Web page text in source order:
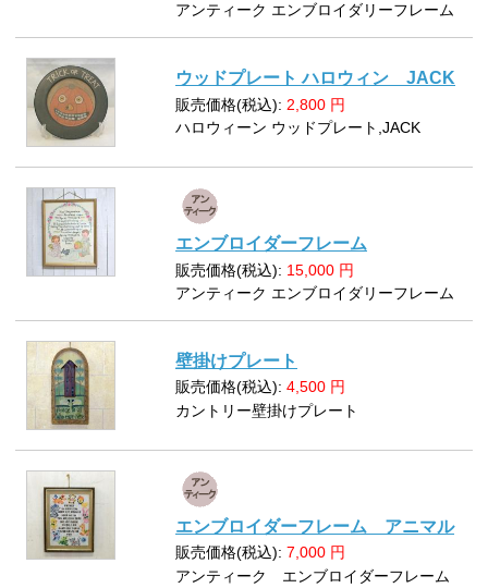
アンティーク エンブロイダリーフレーム
ウッドプレート ハロウィン JACK
販売価格(税込): 2,800 円
ハロウィーン ウッドプレート,JACK
エンブロイダーフレーム
販売価格(税込): 15,000 円
アンティーク エンブロイダリーフレーム
壁掛けプレート
販売価格(税込): 4,500 円
カントリー壁掛けプレート
エンブロイダーフレーム アニマル
販売価格(税込): 7,000 円
アンティーク エンブロイダーフレーム